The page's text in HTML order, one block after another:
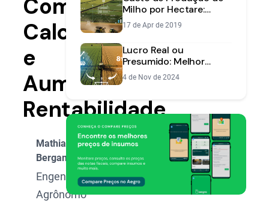
Como
Calcular
e
Aumentar
Rentabilidade
Mathias
Bergamin
Engenheiro
Agrônomo
Milho por Hectare:
Como Calcular e Lucrar
Mais
17 de Apr de 2019
Lucro Real ou
Presumido: Melhor
Regime Tributário para
Fazendas
4 de Nov de 2024